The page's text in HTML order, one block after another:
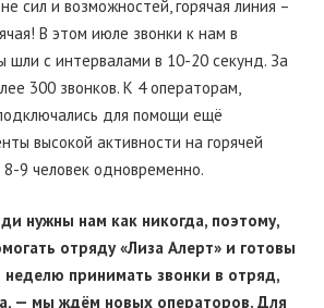
сил и возможностей, горячая линия –
В этом июле звонки к нам в
шли с интервалами в 10-20 секунд. За
300 звонков. К 4 операторам,
для помощи ещё
высокой активности на горячей
9 человек одновременно.
нужны нам как никогда, поэтому,
отряду «Лиза Алерт» и готовы
неделю принимать звонки в отряд,
— мы ждём новых операторов. Для